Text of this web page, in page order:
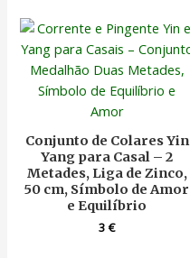
Conjunto de Colares Yin
Yang para Casal – 2
Metades, Liga de Zinco,
50 cm, Símbolo de Amor
e Equilíbrio
3€